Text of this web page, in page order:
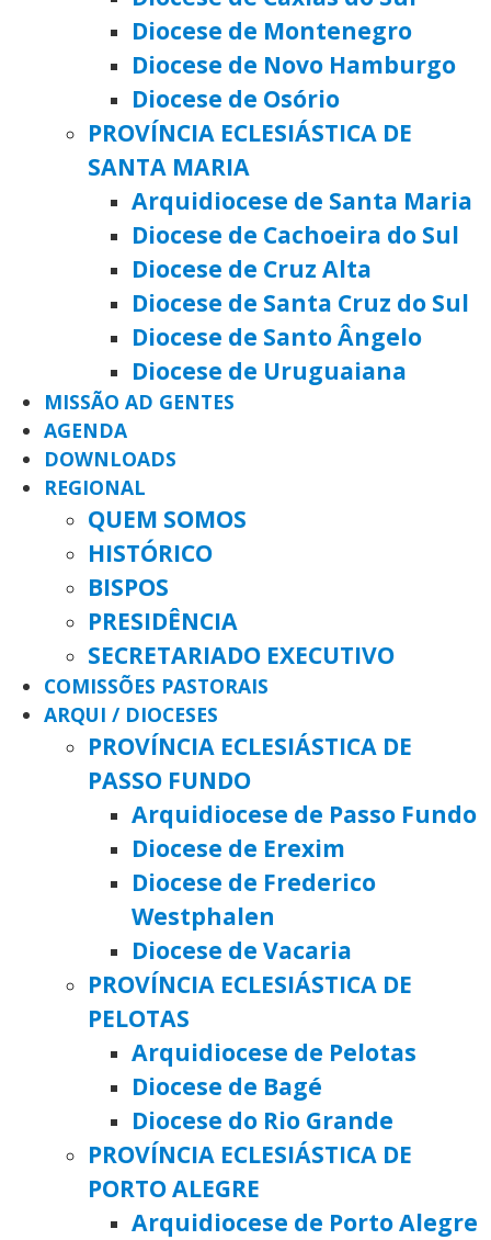
Diocese de Montenegro
Diocese de Novo Hamburgo
Diocese de Osório
PROVÍNCIA ECLESIÁSTICA DE
SANTA MARIA
Arquidiocese de Santa Maria
Diocese de Cachoeira do Sul
Diocese de Cruz Alta
Diocese de Santa Cruz do Sul
Diocese de Santo Ângelo
Diocese de Uruguaiana
MISSÃO AD GENTES
AGENDA
DOWNLOADS
REGIONAL
QUEM SOMOS
HISTÓRICO
BISPOS
PRESIDÊNCIA
SECRETARIADO EXECUTIVO
COMISSÕES PASTORAIS
ARQUI / DIOCESES
PROVÍNCIA ECLESIÁSTICA DE
PASSO FUNDO
Arquidiocese de Passo Fundo
Diocese de Erexim
Diocese de Frederico
Westphalen
Diocese de Vacaria
PROVÍNCIA ECLESIÁSTICA DE
PELOTAS
Arquidiocese de Pelotas
Diocese de Bagé
Diocese do Rio Grande
PROVÍNCIA ECLESIÁSTICA DE
PORTO ALEGRE
Arquidiocese de Porto Alegre